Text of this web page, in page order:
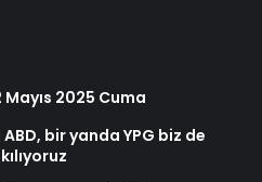
2025 Cuma
bir yanda YPG biz de